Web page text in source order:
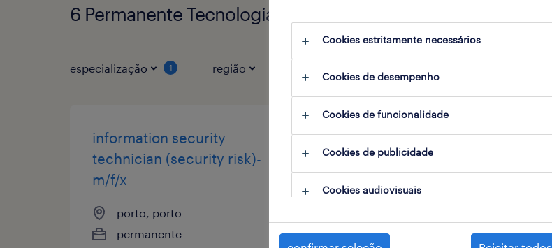
6 Permanente Tecnologias de informação disponível
especialização 1 região
information security
technician (security risk)-
m/f/x
porto, porto
permanente
information security
technician- m/f/x
porto, porto
Cookies estritamente necessários
Cookies de desempenho
Cookies de funcionalidade
Cookies de publicidade
Cookies audiovisuais